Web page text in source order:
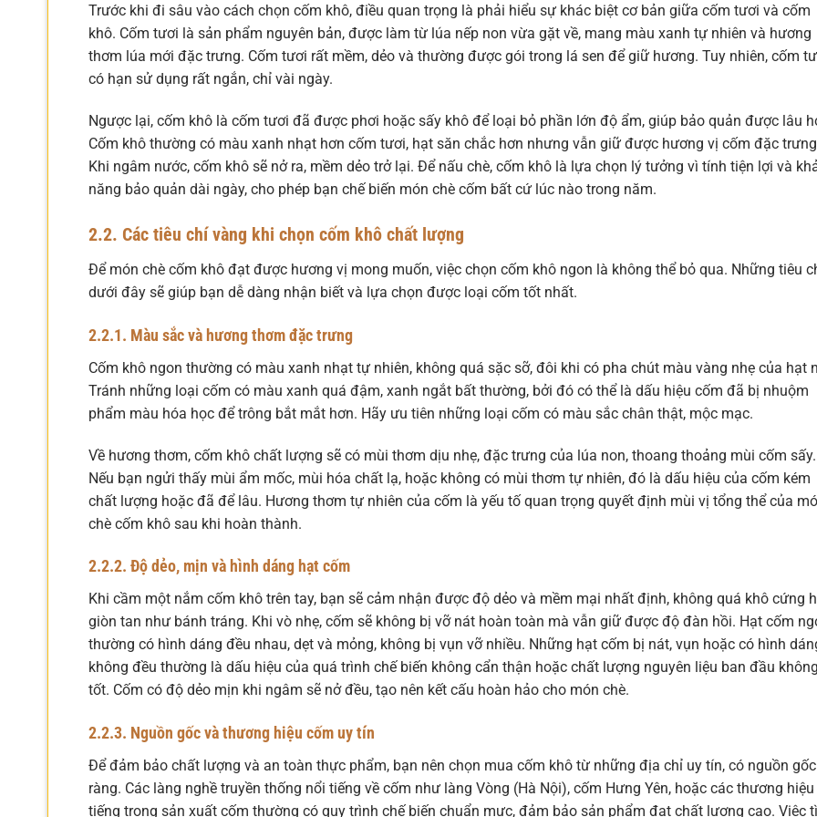
Trước khi đi sâu vào cách chọn cốm khô, điều quan trọng là phải hiểu sự khác biệt cơ bản giữa cốm tươi và cốm
khô. Cốm tươi là sản phẩm nguyên bản, được làm từ lúa nếp non vừa gặt về, mang màu xanh tự nhiên và hương
thơm lúa mới đặc trưng. Cốm tươi rất mềm, dẻo và thường được gói trong lá sen để giữ hương. Tuy nhiên, cốm
có hạn sử dụng rất ngắn, chỉ vài ngày.
Ngược lại, cốm khô là cốm tươi đã được phơi hoặc sấy khô để loại bỏ phần lớn độ ẩm, giúp bảo quản được lâu
Cốm khô thường có màu xanh nhạt hơn cốm tươi, hạt săn chắc hơn nhưng vẫn giữ được hương vị cốm đặc
Khi ngâm nước, cốm khô sẽ nở ra, mềm dẻo trở lại. Để nấu chè, cốm khô là lựa chọn lý tưởng vì tính tiện lợi và
năng bảo quản dài ngày, cho phép bạn chế biến món chè cốm bất cứ lúc nào trong năm.
2.2. Các tiêu chí vàng khi chọn cốm khô chất lượng
Để món chè cốm khô đạt được hương vị mong muốn, việc chọn cốm khô ngon là không thể bỏ qua. Những tiêu
dưới đây sẽ giúp bạn dễ dàng nhận biết và lựa chọn được loại cốm tốt nhất.
2.2.1. Màu sắc và hương thơm đặc trưng
Cốm khô ngon thường có màu xanh nhạt tự nhiên, không quá sặc sỡ, đôi khi có pha chút màu vàng nhẹ của hạt
Tránh những loại cốm có màu xanh quá đậm, xanh ngắt bất thường, bởi đó có thể là dấu hiệu cốm đã bị nhuộm
phẩm màu hóa học để trông bắt mắt hơn. Hãy ưu tiên những loại cốm có màu sắc chân thật, mộc mạc.
Về hương thơm, cốm khô chất lượng sẽ có mùi thơm dịu nhẹ, đặc trưng của lúa non, thoang thoảng mùi cốm sấy.
Nếu bạn ngửi thấy mùi ẩm mốc, mùi hóa chất lạ, hoặc không có mùi thơm tự nhiên, đó là dấu hiệu của cốm kém
chất lượng hoặc đã để lâu. Hương thơm tự nhiên của cốm là yếu tố quan trọng quyết định mùi vị tổng thể của
chè cốm khô sau khi hoàn thành.
2.2.2. Độ dẻo, mịn và hình dáng hạt cốm
Khi cầm một nắm cốm khô trên tay, bạn sẽ cảm nhận được độ dẻo và mềm mại nhất định, không quá khô cứng
giòn tan như bánh tráng. Khi vò nhẹ, cốm sẽ không bị vỡ nát hoàn toàn mà vẫn giữ được độ đàn hồi. Hạt cốm
thường có hình dáng đều nhau, dẹt và mỏng, không bị vụn vỡ nhiều. Những hạt cốm bị nát, vụn hoặc có hình
không đều thường là dấu hiệu của quá trình chế biến không cẩn thận hoặc chất lượng nguyên liệu ban đầu không
tốt. Cốm có độ dẻo mịn khi ngâm sẽ nở đều, tạo nên kết cấu hoàn hảo cho món chè.
2.2.3. Nguồn gốc và thương hiệu cốm uy tín
Để đảm bảo chất lượng và an toàn thực phẩm, bạn nên chọn mua cốm khô từ những địa chỉ uy tín, có nguồn
ràng. Các làng nghề truyền thống nổi tiếng về cốm như làng Vòng (Hà Nội), cốm Hưng Yên, hoặc các thương
tiếng trong sản xuất cốm thường có quy trình chế biến chuẩn mực, đảm bảo sản phẩm đạt chất lượng cao. Việc